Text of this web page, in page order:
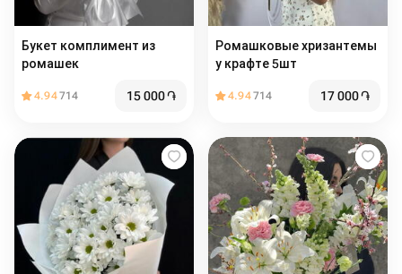
Букет комплимент из
ромашек
4.94714 15 000֏
Ромашковые хризантемы
у крафте 5шт
4.94714 17 000֏